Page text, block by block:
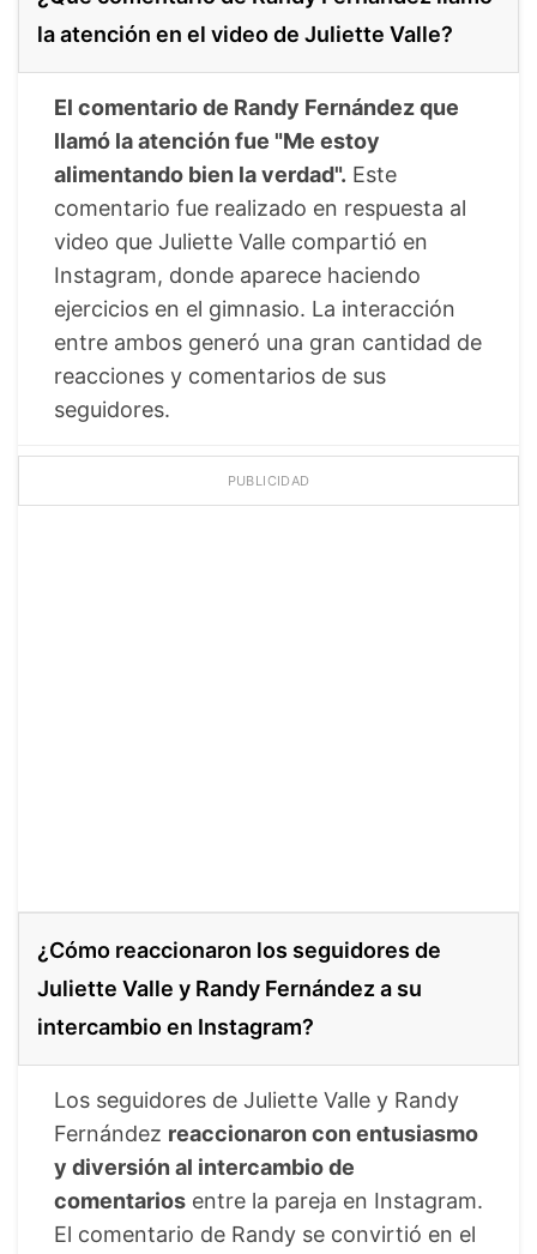
la atención en el video de Juliette Valle?
El comentario de Randy Fernández que
llamó la atención fue "Me estoy
alimentando bien la verdad". Este
comentario fue realizado en respuesta al
video que Juliette Valle compartió en
Instagram, donde aparece haciendo
ejercicios en el gimnasio. La interacción
entre ambos generó una gran cantidad de
reacciones y comentarios de sus
seguidores.
PUBLICIDAD
¿Cómo reaccionaron los seguidores de
Juliette Valle y Randy Fernández a su
intercambio en Instagram?
Los seguidores de Juliette Valle y Randy
Fernández reaccionaron con entusiasmo
y diversión al intercambio de
comentarios entre la pareja en Instagram.
El comentario de Randy se convirtió en el